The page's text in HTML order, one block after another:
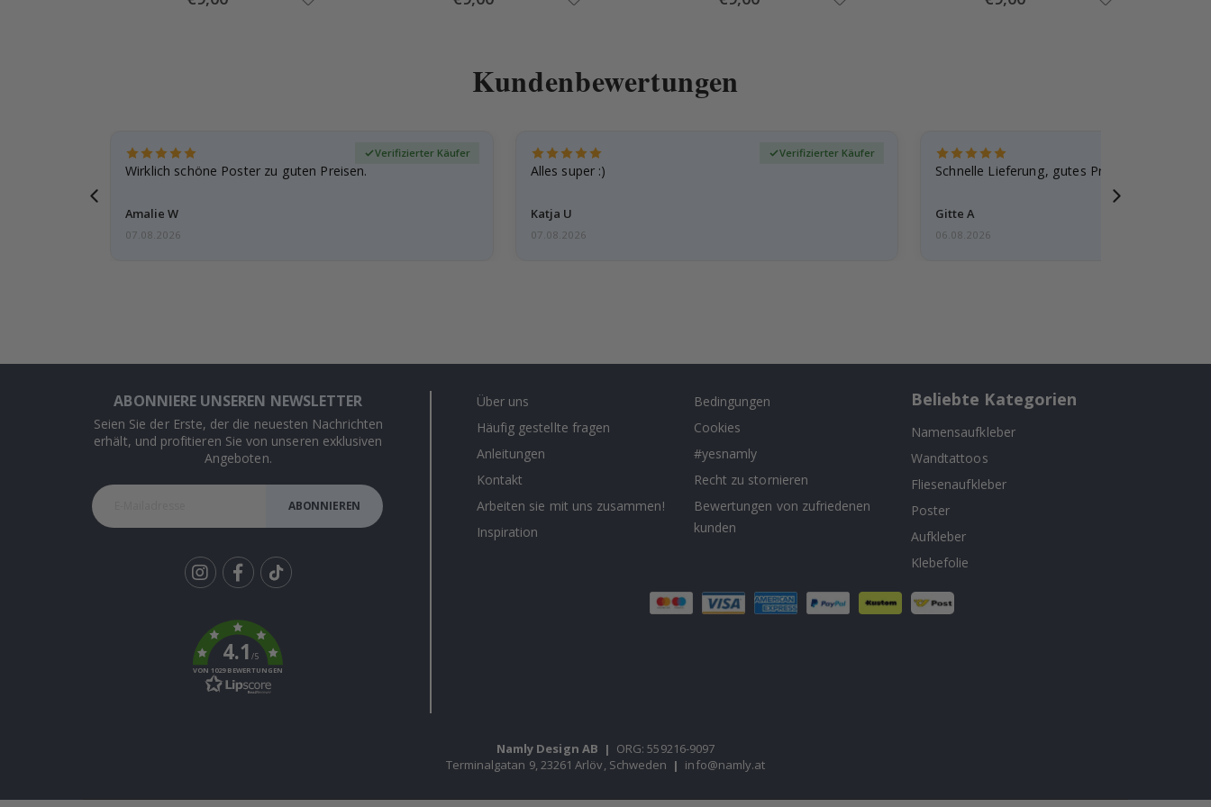
Price Price Price Price
Kundenbewertungen
Wirklich schöne Poster zu guten Preisen.
Amalie W
Verifizierter Käufer
07.08.2026
Alles super :)
Katja U
Verifizierter Käufer
07.08.2026
Schnelle Lieferung, gutes Produkt
Gitte A
06.08.2026
ABONNIERE UNSEREN NEWSLETTER
Seien Sie der Erste, der die neuesten Nachrichten
erhält, und profitieren Sie von unseren exklusiven
Angeboten.
ABONNIEREN
k
4.1/5
VON 1029 BEWERTUNGEN
Über uns
Häufig gestellte fragen
Anleitungen
Kontakt
Arbeiten sie mit uns zusammen!
Inspiration
Bedingungen
Cookies
#yesnamly
Recht zu stornieren
Bewertungen von zufriedenen
kunden
Beliebte Kategorien
Namensaufkleber
Wandtattoos
Fliesenaufkleber
Poster
Aufkleber
Klebefolie
Namly Design AB | ORG: 559216-9097
Terminalgatan 9, 23261 Arlöv, Schweden | info@namly.at